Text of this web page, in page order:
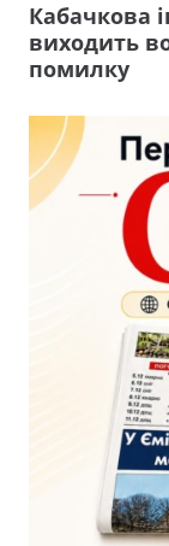
Кабачкова
виходить
помилку